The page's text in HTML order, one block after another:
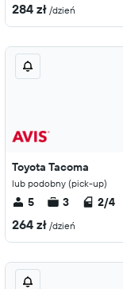
284 zł /dzień
Toyota Tacoma
lub podobny (pick-up)
5 3 2/4
264 zł /dzień